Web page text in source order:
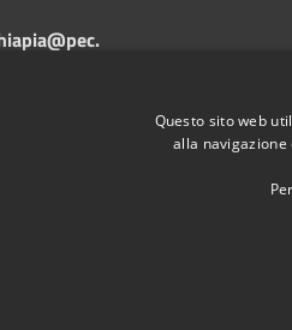
Questo sito web
alla